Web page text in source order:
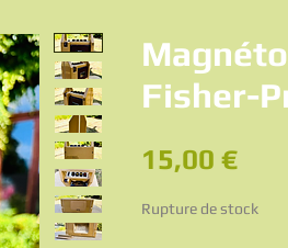
Fisher-
15,00 €Prix
Rupture de stock